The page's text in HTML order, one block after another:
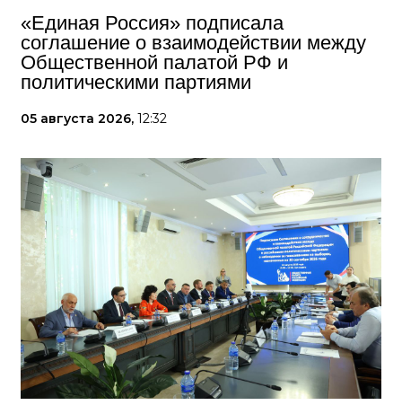
«Единая Россия» подписала
соглашение о взаимодействии между
Общественной палатой РФ и
политическими партиями
05 августа 2026, 12:32